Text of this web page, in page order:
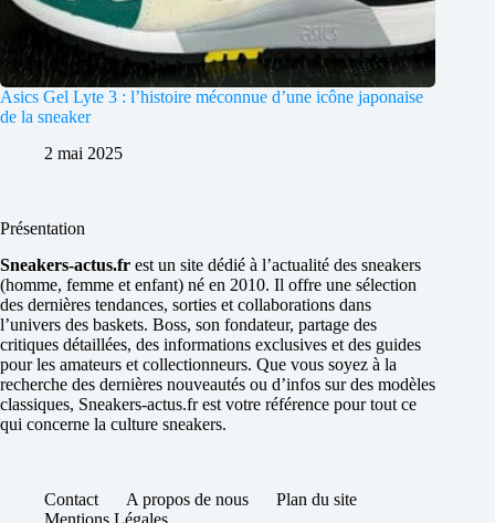
Asics Gel Lyte 3 : l’histoire méconnue d’une icône japonaise
de la sneaker
2 mai 2025
Présentation
Sneakers-actus.fr est un site dédié à l’actualité des sneakers
(homme, femme et enfant) né en 2010. Il offre une sélection
des dernières tendances, sorties et collaborations dans
l’univers des baskets. Boss, son fondateur, partage des
critiques détaillées, des informations exclusives et des guides
pour les amateurs et collectionneurs. Que vous soyez à la
recherche des dernières nouveautés ou d’infos sur des modèles
classiques, Sneakers-actus.fr est votre référence pour tout ce
qui concerne la culture sneakers.
Contact A propos de nous
Plan du site
Mentions Légales